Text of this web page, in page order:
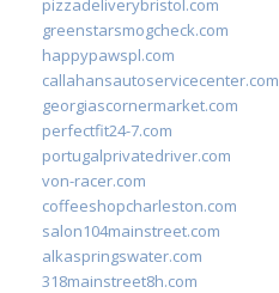
greenstarsmogcheck.com
happypawspl.com
callahansautoservicecenter.com
georgiascornermarket.com
perfectfit24-7.com
portugalprivatedriver.com
von-racer.com
coffeeshopcharleston.com
salon104mainstreet.com
alkaspringswater.com
318mainstreet8h.com